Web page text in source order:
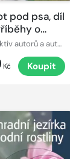
pod psa, díl
o
a psech Kolektiv autorů a autorek
Kč Koupit